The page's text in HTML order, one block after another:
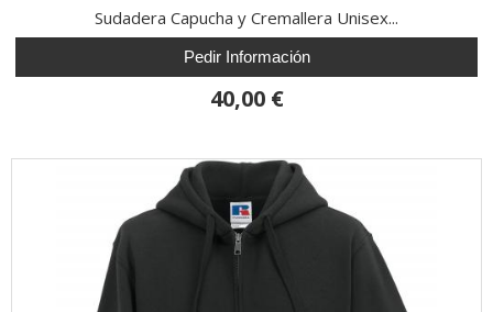
Sudadera Capucha y Cremallera Unisex...
Pedir Información
40,00 €